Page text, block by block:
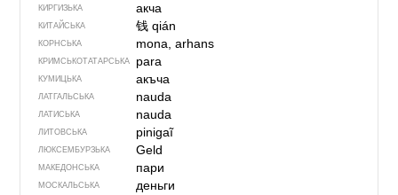
КИРГИЗЬКА акча
КИТАЙСЬКА 钱qián
КОРНСЬКА mona, arhans
КРИМСЬКОТАТАРСЬКА para
КУМИЦЬКА акъча
ЛАТГАЛЬСЬКА nauda
ЛАТИСЬКА nauda
ЛИТОВСЬКА pinigaĩ
ЛЮКСЕМБУРЗЬКА Geld
МАКЕДОНСЬКА пари
МОСКАЛЬСЬКА деньги